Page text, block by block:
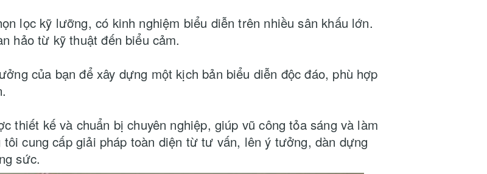
lọc kỹ lưỡng, có kinh nghiệm biểu diễn trên nhiều sân khấu lớn.
hảo từ kỹ thuật đến biểu cảm.
của bạn để xây dựng một kịch bản biểu diễn độc đáo, phù hợp
thiết kế và chuẩn bị chuyên nghiệp, giúp vũ công tỏa sáng và làm
cung cấp giải pháp toàn diện từ tư vấn, lên ý tưởng, dàn dựng
sức.